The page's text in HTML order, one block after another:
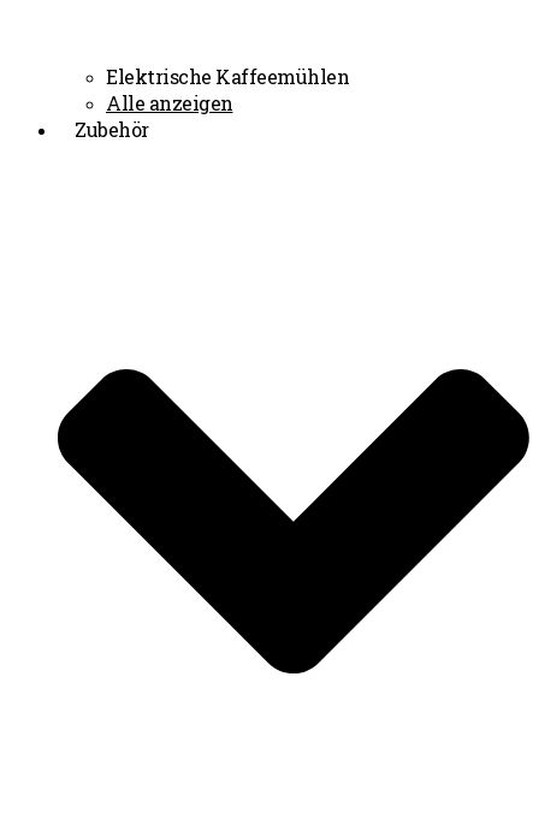
Elektrische Kaffeemühlen
Alle anzeigen
Zubehör